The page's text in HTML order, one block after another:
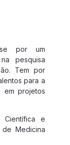
se por um
pesquisa
Tem por
para a
em projetos
Científica e
de Medicina